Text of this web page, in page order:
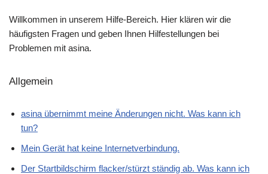
Willkommen in unserem Hilfe-Bereich. Hier klären wir die
häufigsten Fragen und geben Ihnen Hilfestellungen bei
Problemen mit asina.
Allgemein
asina übernimmt meine Änderungen nicht. Was kann ich
tun?
Mein Gerät hat keine Internetverbindung.
Der Startbildschirm flacker/stürzt ständig ab. Was kann ich